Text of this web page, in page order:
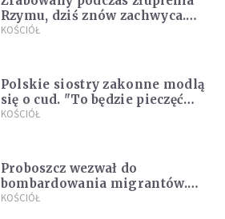
Rzymu, dziś znów zachwyca.
Wyjątkowy arras w Castel
KOŚCIÓŁ
Polskie siostry zakonne modlą
się o cud. "To będzie pieczęć
Pana Boga dla naszej wiary"
KOŚCIÓŁ
Proboszcz wezwał do
bombardowania migrantów.
"Masowy ogień przeciwko
KOŚCIÓŁ